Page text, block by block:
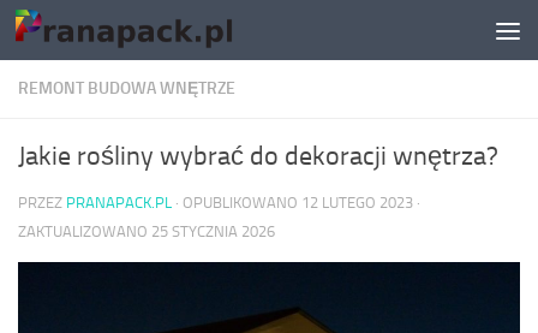
Skip to content
REMONT BUDOWA WNĘTRZE
Jakie rośliny wybrać do dekoracji wnętrza?
PRZEZ PRANAPACK.PL · OPUBLIKOWANO 12 LUTEGO 2023 ·
ZAKTUALIZOWANO 25 STYCZNIA 2026